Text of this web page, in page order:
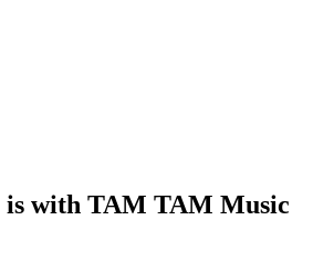
is with TAM TAM Music